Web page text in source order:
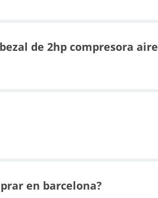
de 2hp compresora aire
en barcelona?